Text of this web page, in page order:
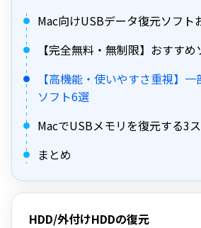
Mac向けUSBデータ復元ソフト
【完全無料・無制限】おすす
【高機能・使いやすさ重視】
ソフト6選
MacでUSBメモリを復元する3
まとめ
HDD/外付けHDDの復元